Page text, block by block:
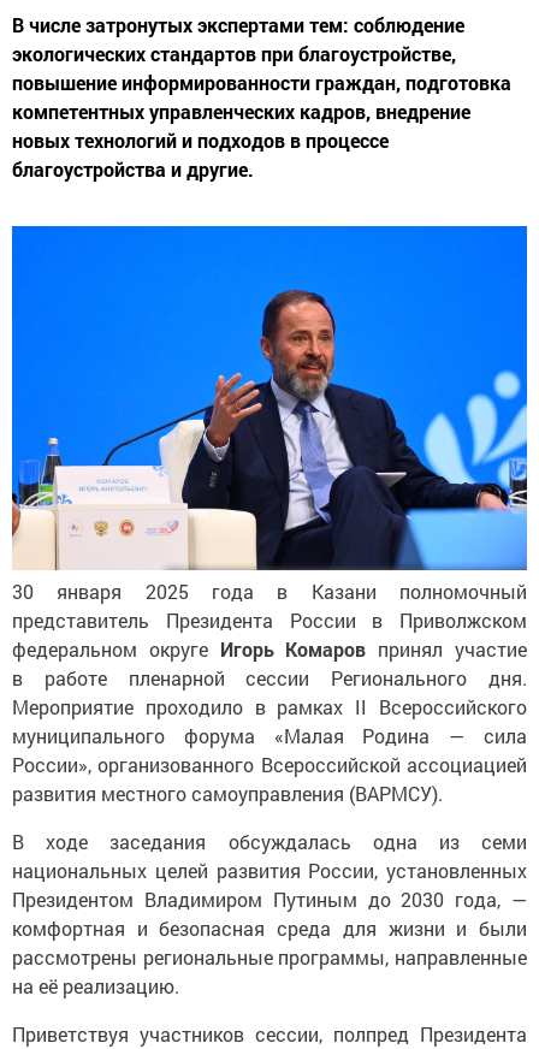
В числе затронутых экспертами тем: соблюдение
экологических стандартов при благоустройстве,
повышение информированности граждан, подготовка
компетентных управленческих кадров, внедрение
новых технологий и подходов в процессе
благоустройства и другие.
30 января 2025 года в Казани полномочный
представитель Президента России в Приволжском
федеральном округе Игорь Комаров принял участие
в работе пленарной сессии Регионального дня.
Мероприятие проходило в рамках II Всероссийского
муниципального форума «Малая Родина — сила
России», организованного Всероссийской ассоциацией
развития местного самоуправления (ВАРМСУ).
В ходе заседания обсуждалась одна из семи
национальных целей развития России, установленных
Президентом Владимиром Путиным до 2030 года, —
комфортная и безопасная среда для жизни и были
рассмотрены региональные программы, направленные
на её реализацию.
Приветствуя участников сессии, полпред Президента